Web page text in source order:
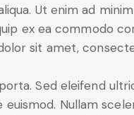
Ut enim ad
ex ea commodo
sit amet,
Sed eleifend
Nullam